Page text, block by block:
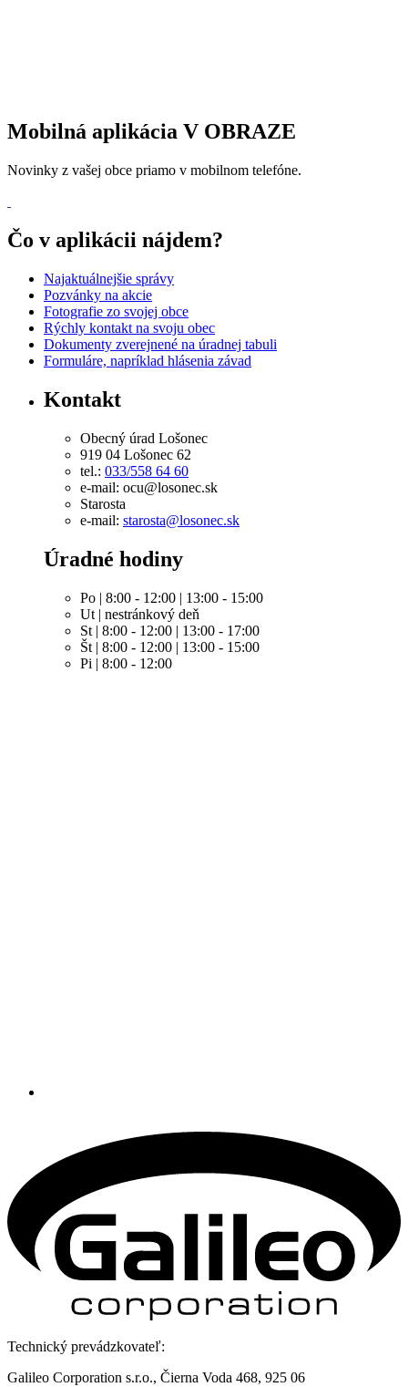
Mobilná aplikácia V OBRAZE
Novinky z vašej obce priamo v mobilnom telefóne.
Čo v aplikácii nájdem?
Najaktuálnejšie správy
Pozvánky na akcie
Fotografie zo svojej obce
Rýchly kontakt na svoju obec
Dokumenty zverejnené na úradnej tabuli
Formuláre, napríklad hlásenia závad
Kontakt
Obecný úrad Lošonec
919 04 Lošonec 62
tel.: 033/558 64 60
e-mail: ocu@losonec.sk
Starosta
e-mail: starosta@losonec.sk
Úradné hodiny
Po | 8:00 - 12:00 | 13:00 - 15:00
Ut | nestránkový deň
St | 8:00 - 12:00 | 13:00 - 17:00
Št | 8:00 - 12:00 | 13:00 - 15:00
Pi | 8:00 - 12:00
Technický prevádzkovateľ:
Galileo Corporation s.r.o., Čierna Voda 468, 925 06